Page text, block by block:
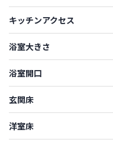
キッチンアクセス
浴室大きさ
浴室開口
玄関床
洋室床